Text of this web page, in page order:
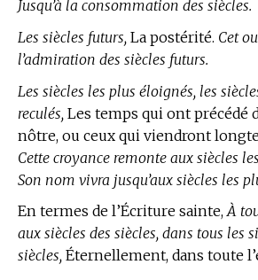
Jusqu’à la consommation des siècles.
Les siècles futurs, La postérité. Cet
l’admiration des siècles futurs.
Les siècles les plus éloignés, les
reculés, Les temps qui ont précédé
nôtre, ou ceux qui viendront
Cette croyance remonte aux siècles
Son nom vivra jusqu’aux siècles les
En termes de l’Écriture sainte, À
aux siècles des siècles, dans tous les
siècles, Éternellement, dans toute